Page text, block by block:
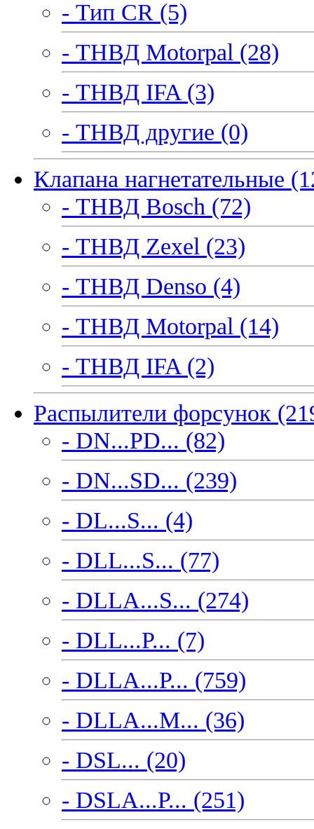
- Тип CR (5)
- ТНВД Motorpal (28)
- ТНВД IFA (3)
- ТНВД другие (0)
Клапана нагнетательные
- ТНВД Bosch (72)
- ТНВД Zexel (23)
- ТНВД Denso (4)
- ТНВД Motorpal (14)
- ТНВД IFA (2)
Распылители форсунок
- DN...PD... (82)
- DN...SD... (239)
- DL...S... (4)
- DLL...S... (77)
- DLLA...S... (274)
- DLL...P... (7)
- DLLA...P... (759)
- DLLA...M... (36)
- DSL... (20)
- DSLA...P... (251)